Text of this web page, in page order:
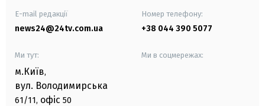
E-mail редакції
news24@24tv.com.ua
Номер телефону:
+38 044 390 5077
Ми тут:
м.Київ,
вул. Володимирська
61/11, офіс 50
Ми в соцмережах: